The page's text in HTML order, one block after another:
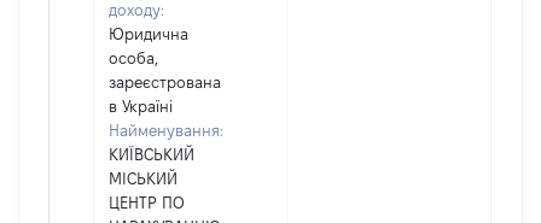
доходу:
Юридична
особа,
зареєстрована
в Україні
Найменування:
КИЇВСЬКИЙ
МІСЬКИЙ
ЦЕНТР ПО